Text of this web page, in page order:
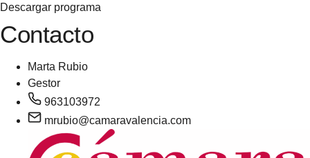
Descargar programa
Contacto
Marta Rubio
Gestor
963103972
mrubio@camaravalencia.com